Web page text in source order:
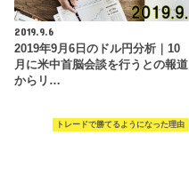
2019.9.6
2019年9月6日のドル円分析｜10
月に米中首脳会談を行うとの報道
からリ…
トレードで勝てるようになった理由